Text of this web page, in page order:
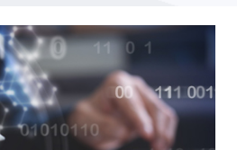
il bando Bit per